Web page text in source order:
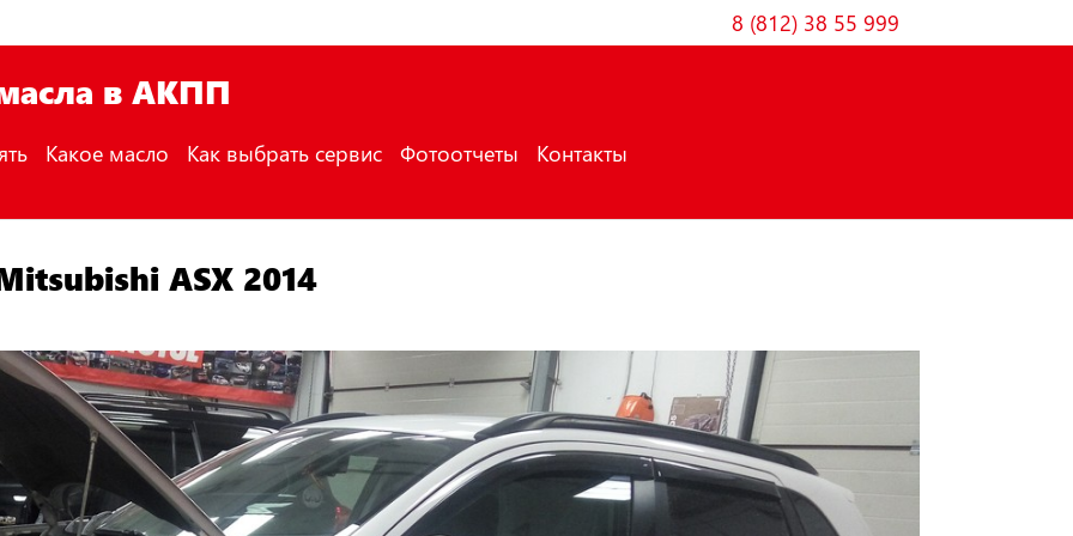
8 (812) 38 55 999
в АКПП
Какое масло Как выбрать сервис Фотоотчеты Контакты
ASX 2014